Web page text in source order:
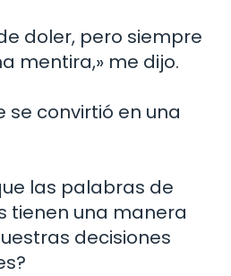
doler, pero siempre
mentira,» me dijo.
se convirtió en una
las palabras de
tienen una manera
decisiones